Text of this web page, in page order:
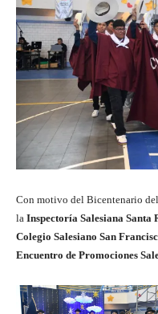
Con motivo del Bicentenario
la Inspectoría Salesiana Santa
Colegio Salesiano San
Encuentro de Promociones